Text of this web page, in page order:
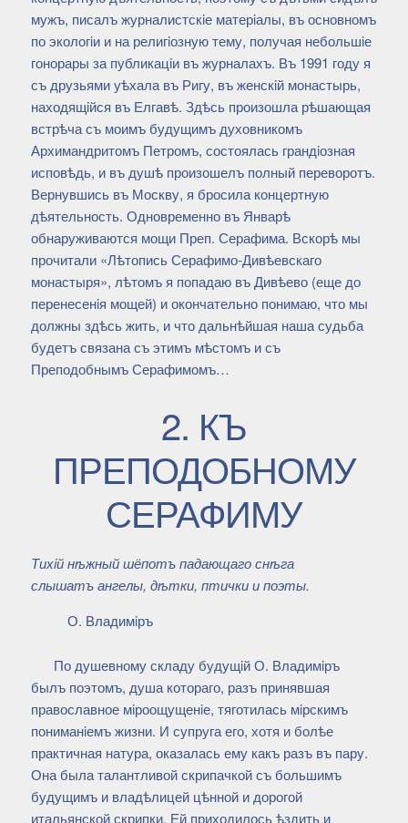
мужъ, писалъ журналистскiе матерiалы, въ основномъ
по экологiи и на религiозную тему, получая небольшiе
гонорары за публикацiи въ журналахъ. Въ 1991 году я
съ друзьями уѣхала въ Ригу, въ женскiй монастырь,
находящiйся въ Елгавѣ. Здѣсь произошла рѣшающая
встрѣча съ моимъ будущимъ духовникомъ
Архимандритомъ Петромъ, состоялась грандiозная
исповѣдь, и въ душѣ произошелъ полный переворотъ.
Вернувшись въ Москву, я бросила концертную
дѣятельность. Одновременно въ Январѣ
обнаруживаются мощи Преп. Серафима. Вскорѣ мы
прочитали «Лѣтопись Серафимо-Дивѣевскаго
монастыря», лѣтомъ я попадаю въ Дивѣево (еще до
перенесенiя мощей) и окончательно понимаю, что мы
должны здѣсь жить, и что дальнѣйшая наша судьба
будетъ связана съ этимъ мѣстомъ и съ
Преподобнымъ Серафимомъ…
2. КЪ
ПРЕПОДОБНОМУ
СЕРАФИМУ
Тихiй нѣжный шёпотъ падающаго снѣга
слышатъ ангелы, дѣтки, птички и поэты.
О. Владимiръ
По душевному складу будущiй О. Владимiръ
былъ поэтомъ, душа котораго, разъ принявшая
православное мiроощущенiе, тяготилась мiрскимъ
пониманiемъ жизни. И супруга его, хотя и болѣе
практичная натура, оказалась ему какъ разъ въ пару.
Она была талантливой скрипачкой съ большимъ
будущимъ и владѣлицей цѣнной и дорогой
итальянской скрипки. Ей приходилось ѣздить и